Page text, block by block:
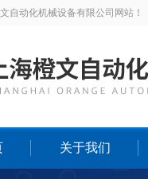
自动化机械设备有限公司网站！
关于我们